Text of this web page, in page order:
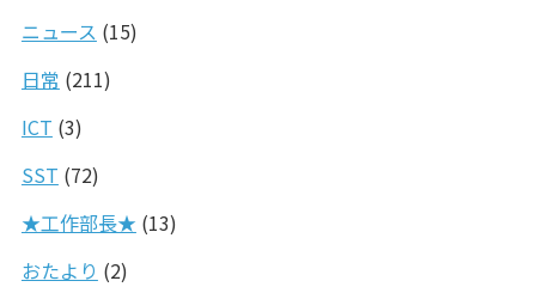
ニュース (15)
日常 (211)
ICT (3)
SST (72)
★工作部長★ (13)
おたより (2)